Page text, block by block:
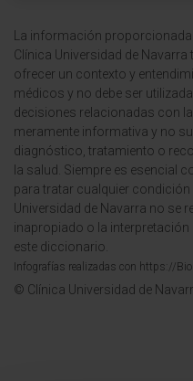
La información
Clínica Universidad de
ofrecer un contexto y
médicos y no debe ser
decisiones relacionadas con
meramente informativa y no
diagnóstico, tratamiento o
la salud. Siempre es esencial
para tratar cualquier
Universidad de Navarra no se
inapropiado o la
este diccionario.
Infografías realizadas con https://
© Clínica Universidad de